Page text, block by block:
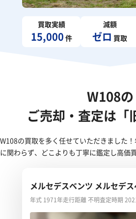
買取実績
15,000 件
減額
ゼロ 買取
W108の
ご売却・査定は「
W108の買取を多く任せていただきました
に関わらず、どこよりも丁寧に鑑定し高価
メルセデスベンツ メルセデ
年式 1971年走行距離 不明査定時期